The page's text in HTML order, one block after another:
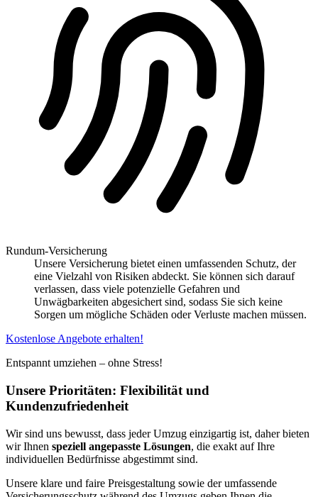
Rundum-Versicherung
Unsere Versicherung bietet einen umfassenden Schutz, der
eine Vielzahl von Risiken abdeckt. Sie können sich darauf
verlassen, dass viele potenzielle Gefahren und
Unwägbarkeiten abgesichert sind, sodass Sie sich keine
Sorgen um mögliche Schäden oder Verluste machen müssen.
Kostenlose Angebote erhalten!
Entspannt umziehen – ohne Stress!
Unsere Prioritäten: Flexibilität und
Kundenzufriedenheit
Wir sind uns bewusst, dass jeder Umzug einzigartig ist, daher bieten
wir Ihnen speziell angepasste Lösungen, die exakt auf Ihre
individuellen Bedürfnisse abgestimmt sind.
Unsere klare und faire Preisgestaltung sowie der umfassende